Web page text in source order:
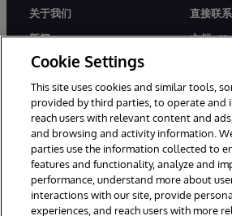
关于我们
新闻
活动
工作机会
直接联
文档
© 1996-2026 InterSystems Corporation,
京）有限公司 版权所有。京ICP备2021005331号
Cookie Settings
This site uses cookies and similar tools,
provided by third parties, to operate and
reach users with relevant content and
and browsing and activity information.
parties use the information collected to
features and functionality, analyze and
performance, understand more about
interactions with our site, provide
experiences, and reach users with more